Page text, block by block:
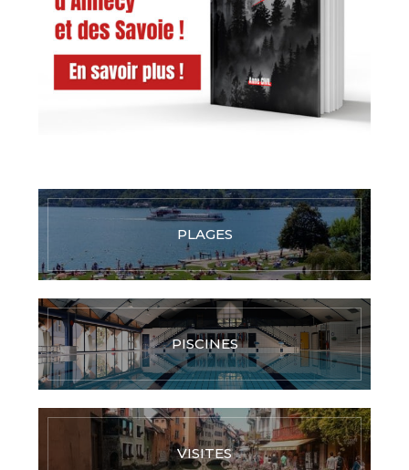
PLAGES
PISCINES
VISITES